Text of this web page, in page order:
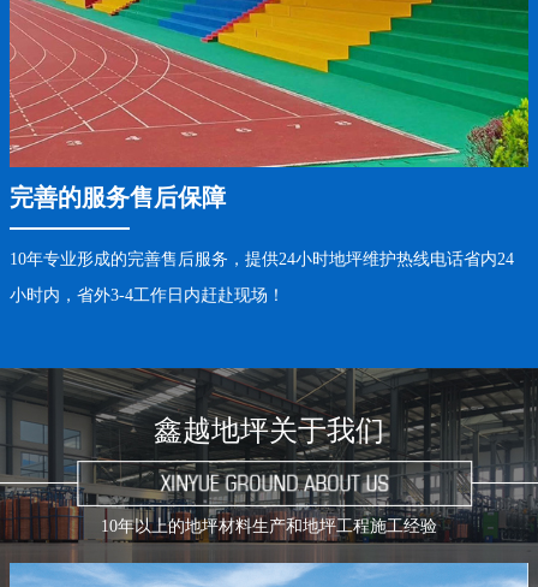
完善的服务售后保障
10年专业形成的完善售后服务，提供24小时地坪维护热线电话省内24
小时内，省外3-4工作日内赶赴现场！
鑫越地坪关于我们
10年以上的地坪材料生产和地坪工程施工经验